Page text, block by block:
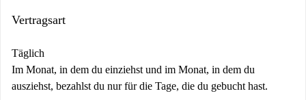
Vertragsart
Täglich
Im Monat, in dem du einziehst und im Monat, in dem du
ausziehst, bezahlst du nur für die Tage, die du gebucht hast.